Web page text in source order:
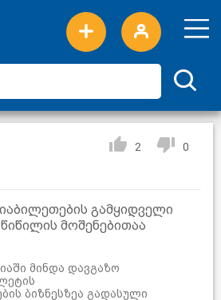
2 0
გამყიდველი
მოშენებითაა
მინდა დავგაზო
ბიზნესზეა გადასული